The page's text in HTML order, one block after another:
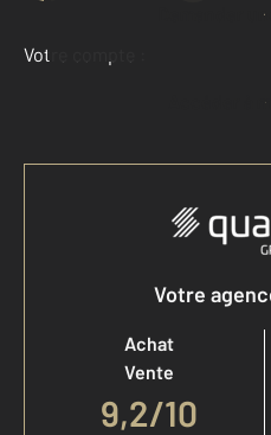
Demander
Votre compte :
Accéder à
Votre
Achat
Vente
9,2/10